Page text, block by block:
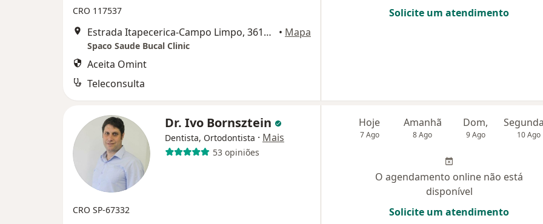
CRO 117537
Estrada Itapecerica-Campo Limpo, 3612, Embu das Artes • Mapa
Spaco Saude Bucal Clinic
Aceita Omint
Teleconsulta
Solicite um atendimento
Dr. Ivo Bornsztein
Dentista, Ortodontista · Mais
53 opiniões
CRO SP-67332
Hoje
7 Ago
Amanhã
8 Ago
Dom,
9 Ago 10 Ago
O agendamento online não está
disponível
Solicite um atendimento